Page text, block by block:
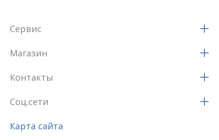
Сервис
Магазин
Контакты
Соц.сети
Карта сайта